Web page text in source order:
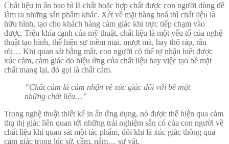
Chất liệu in ấn bao bì là chất hoặc hợp chất được con người dùng để
làm ra những sản phẩm khác. Xét về mặt hàng hoá thì chất liệu là
hữu hình, tạo cho khách hàng cảm giác khi trực tiếp chạm vào
được. Trên khía cạnh của mỹ thuật, chất liệu là một yếu tố của nghệ
thuật tạo hình, thể hiện sự mềm mại, mượt mà, hay thô ráp, rắn
rỏi… Khi quan sát bằng mắt, con người có thể tự nhận biết được
xúc cảm, cảm giác do hiệu ứng của chất liệu hay việc tạo bề mặt
chất mang lại, đó gọi là chất cảm.
“Chất cảm là cảm nhận về xúc giác đối với bề mặt
những chất liệu…”
Trong nghệ thuật thiết kế in ấn ứng dụng, nó được thể hiện qua cảm
thụ thị giác liên quan tới những trải nghiệm sẵn có của con người về
chất liệu khi quan sát một tác phẩm, đôi khi là xúc giác thông qua
cảm giác trong lúc sờ, cầm, nắm… sự vật.